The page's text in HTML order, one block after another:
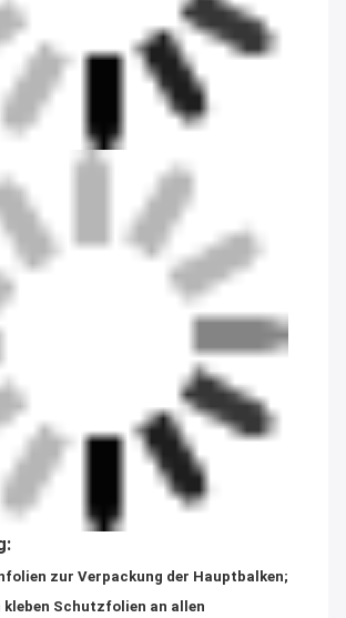
zur Verpackung der Hauptbalken;
kleben Schutzfolien an allen